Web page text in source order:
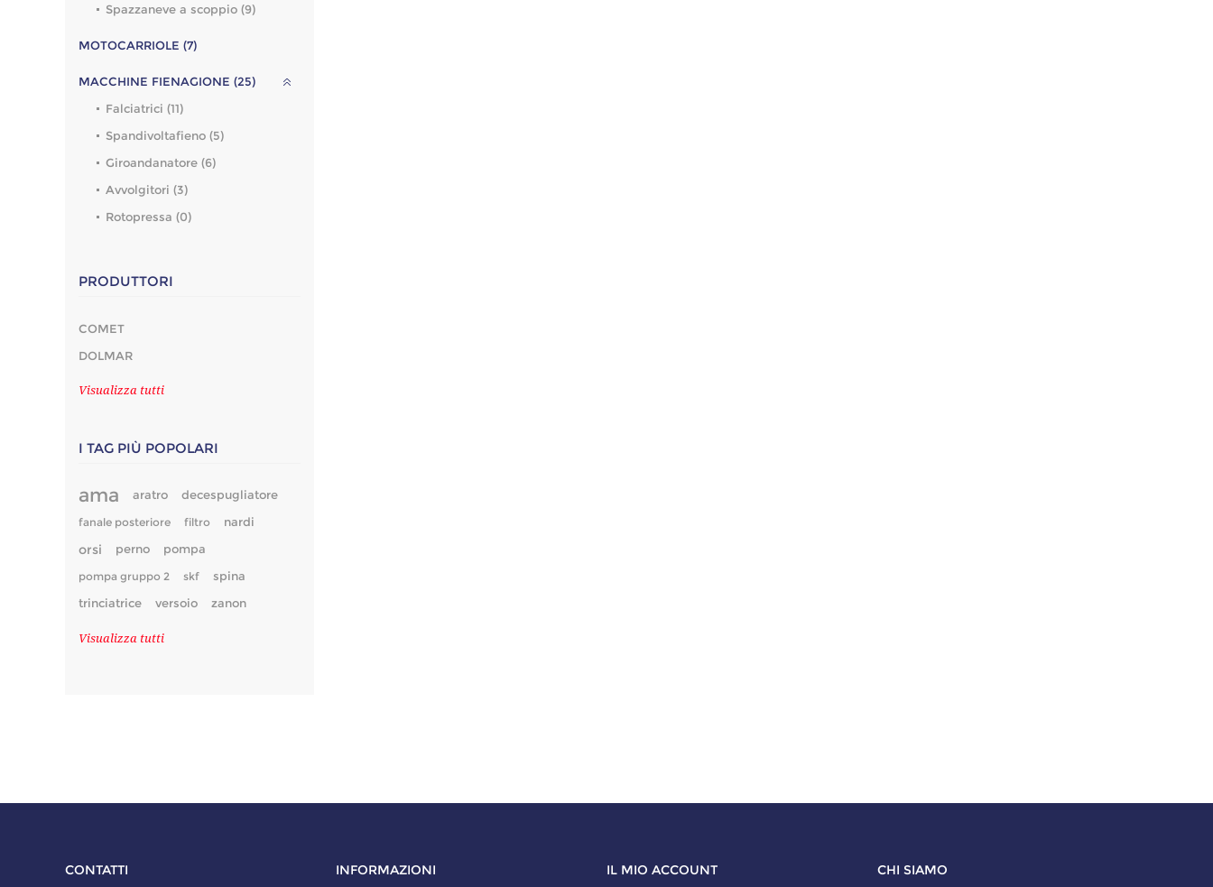
Spazzaneve a scoppio (9)
MOTOCARRIOLE (7)
MACCHINE FIENAGIONE (25)
Falciatrici (11)
Spandivoltafieno (5)
Giroandanatore (6)
Avvolgitori (3)
Rotopressa (0)
PRODUTTORI
COMET
DOLMAR
Visualizza tutti
I TAG PIÙ POPOLARI
ama aratro
decespugliatore
fanale posteriore
filtro nardi
orsi perno
pompa
pompa gruppo 2
skf
spina
trinciatrice
versoio zanon
Visualizza tutti
CONTATTI INFORMAZIONI IL MIO ACCOUNT CHI SIAMO